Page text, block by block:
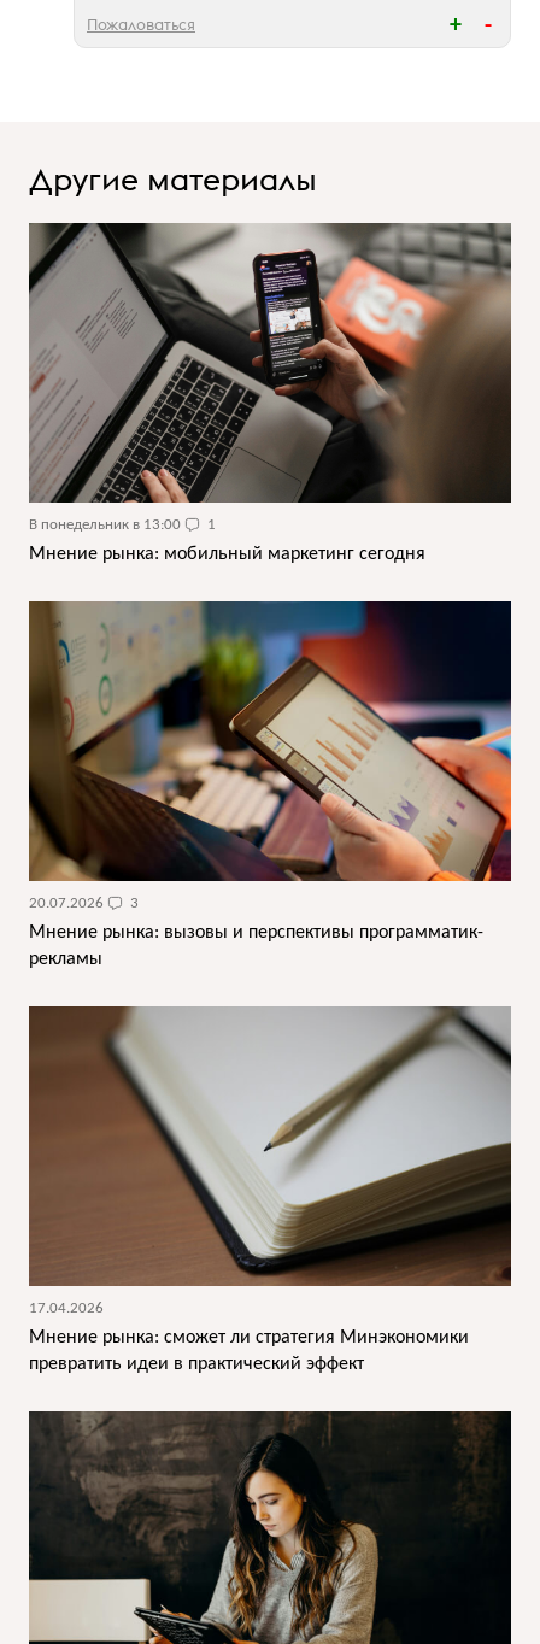
Пожаловаться
Другие материалы
В понедельник в 13:00 1
Мнение рынка: мобильный маркетинг сегодня
20.07.2026 3
Мнение рынка: вызовы и перспективы программатик-
рекламы
17.04.2026
Мнение рынка: сможет ли стратегия Минэкономики
превратить идеи в практический эффект